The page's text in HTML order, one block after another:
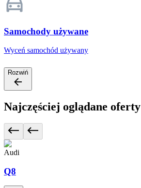
Samochody używane
Wyceń samochód używany
Rozwiń
Najczęściej oglądane oferty
Audi
Q8